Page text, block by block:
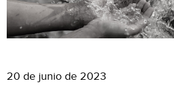
20 de junio de 2023